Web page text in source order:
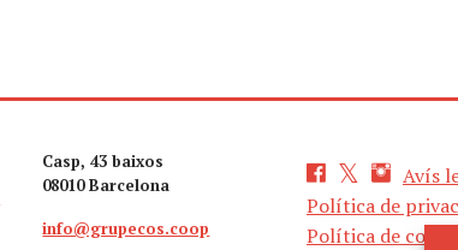
Casp, 43 baixos
08010 Barcelona
info@grupecos.coop
Avís
Política de
Política de cookies